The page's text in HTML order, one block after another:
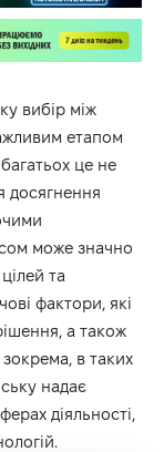
вибір між
етапом
це не
досягнення
може значно
та
фактори, які
а також
в таких
надає
діяльності,